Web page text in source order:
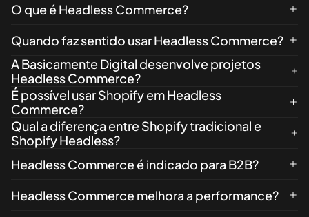
O que é Headless Commerce?
Quando faz sentido usar Headless Commerce?
A Basicamente Digital desenvolve projetos
Headless Commerce?
É possível usar Shopify em Headless
Commerce?
Qual a diferença entre Shopify tradicional e
Shopify Headless?
Headless Commerce é indicado para B2B?
Headless Commerce melhora a performance?